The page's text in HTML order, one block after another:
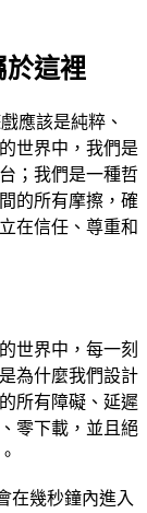
於這裡
應該是純粹、
世界中，我們是
；我們是一種哲
的所有摩擦，確
在信任、尊重和
世界中，每一刻
為什麼我們設計
所有障礙、延遲
零下載，並且絕
在幾秒鐘內進入